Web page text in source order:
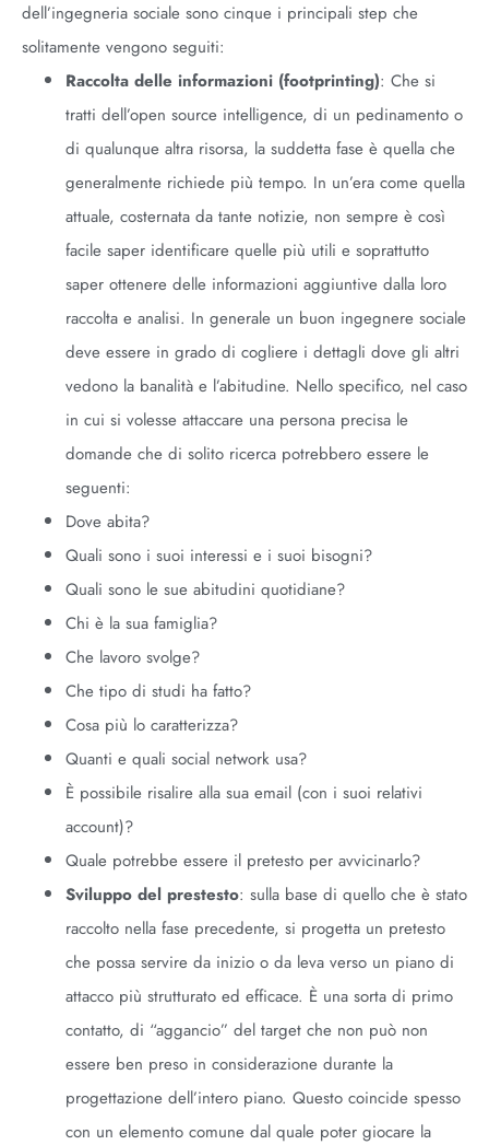
dell’ingegneria sociale sono cinque i principali step che
solitamente vengono seguiti:
Raccolta delle informazioni (footprinting): Che si
tratti dell’open source intelligence, di un pedinamento o
di qualunque altra risorsa, la suddetta fase è quella che
generalmente richiede più tempo. In un’era come quella
attuale, costernata da tante notizie, non sempre è così
facile saper identificare quelle più utili e soprattutto
saper ottenere delle informazioni aggiuntive dalla loro
raccolta e analisi. In generale un buon ingegnere sociale
deve essere in grado di cogliere i dettagli dove gli altri
vedono la banalità e l’abitudine. Nello specifico, nel caso
in cui si volesse attaccare una persona precisa le
domande che di solito ricerca potrebbero essere le
seguenti:
Dove abita?
Quali sono i suoi interessi e i suoi bisogni?
Quali sono le sue abitudini quotidiane?
Chi è la sua famiglia?
Che lavoro svolge?
Che tipo di studi ha fatto?
Cosa più lo caratterizza?
Quanti e quali social network usa?
È possibile risalire alla sua email (con i suoi relativi
account)?
Quale potrebbe essere il pretesto per avvicinarlo?
Sviluppo del prestesto: sulla base di quello che è stato
raccolto nella fase precedente, si progetta un pretesto
che possa servire da inizio o da leva verso un piano di
attacco più strutturato ed efficace. È una sorta di primo
contatto, di “aggancio” del target che non può non
essere ben preso in considerazione durante la
progettazione dell’intero piano. Questo coincide spesso
con un elemento comune dal quale poter giocare la